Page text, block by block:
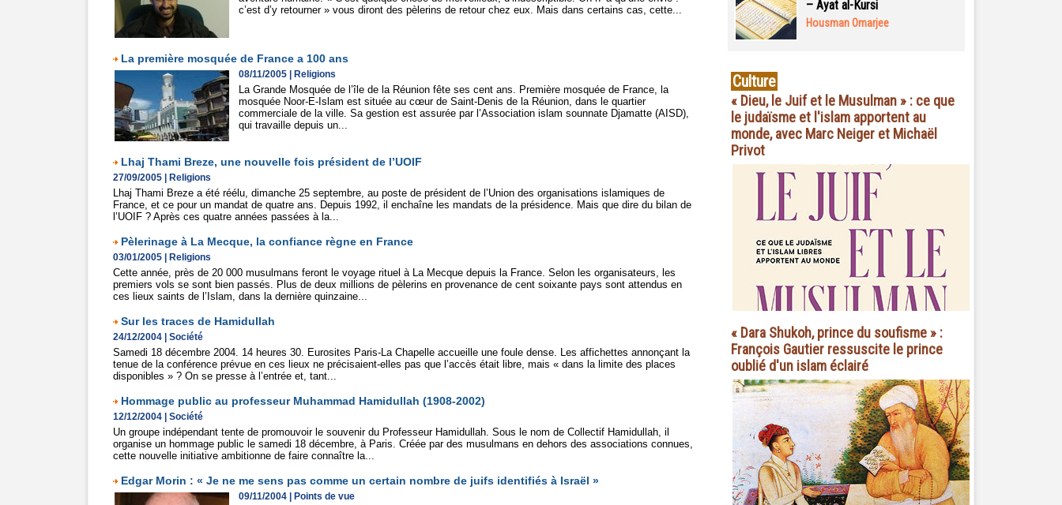
c’est d’y retourner » vous diront des pèlerins de retour chez eux. Mais dans certains cas, cette...
La première mosquée de France a 100 ans
08/11/2005 Religions
La Grande Mosquée de l’île de la Réunion fête ses cent ans. Première mosquée de France, la
mosquée Noor-E-Islam est située au cœur de Saint-Denis de la Réunion, dans le quartier
commerciale de la ville. Sa gestion est assurée par l’Association islam sounnate Djamatte (AISD),
qui travaille depuis un...
Lhaj Thami Breze, une nouvelle fois président de l’UOIF
27/09/2005 Religions
Lhaj Thami Breze a été réélu, dimanche 25 septembre, au poste de président de l’Union des organisations islamiques de
France, et ce pour un mandat de quatre ans. Depuis 1992, il enchaîne les mandats de la présidence. Mais que dire du bilan de
l’UOIF ? Après ces quatre années passées à la...
Pèlerinage à La Mecque, la confiance règne en France
03/01/2005 Religions
Cette année, près de 20 000 musulmans feront le voyage rituel à La Mecque depuis la France. Selon les organisateurs, les
premiers vols se sont bien passés. Plus de deux millions de pèlerins en provenance de cent soixante pays sont attendus en
ces lieux saints de l’Islam, dans la dernière quinzaine...
Sur les traces de Hamidullah
24/12/2004 Société
Samedi 18 décembre 2004. 14 heures 30. Eurosites Paris-La Chapelle accueille une foule dense. Les affichettes annonçant la
tenue de la conférence prévue en ces lieux ne précisaient-elles pas que l’accès était libre, mais « dans la limite des places
disponibles » ? On se presse à l’entrée et, tant...
Hommage public au professeur Muhammad Hamidullah (1908-2002)
12/12/2004 Société
Un groupe indépendant tente de promouvoir le souvenir du Professeur Hamidullah. Sous le nom de Collectif Hamidullah, il
organise un hommage public le samedi 18 décembre, à Paris. Créée par des musulmans en dehors des associations connues,
cette nouvelle initiative ambitionne de faire connaître la...
Edgar Morin : « Je ne me sens pas comme un certain nombre de juifs identifiés à Israël »
09/11/2004 Points de vue
– Ayat al-Kursi
Housman Omarjee
Culture
« Dieu, le Juif et le Musulman » : ce que
le judaïsme et l'islam apportent au
monde, avec Marc Neiger et Michaël
Privot
« Dara Shukoh, prince du soufisme » :
François Gautier ressuscite le prince
oublié d'un islam éclairé